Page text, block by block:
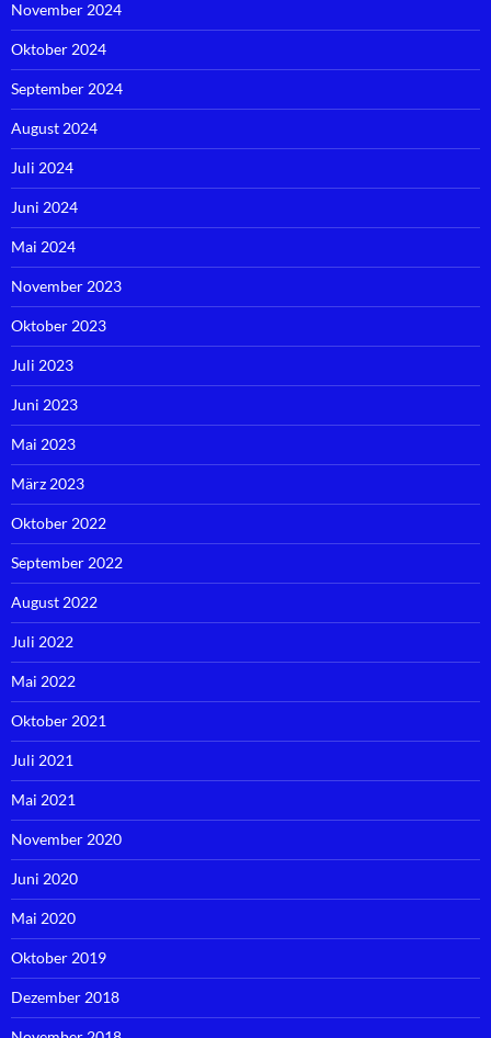
November 2024
Oktober 2024
September 2024
August 2024
Juli 2024
Juni 2024
Mai 2024
November 2023
Oktober 2023
Juli 2023
Juni 2023
Mai 2023
März 2023
Oktober 2022
September 2022
August 2022
Juli 2022
Mai 2022
Oktober 2021
Juli 2021
Mai 2021
November 2020
Juni 2020
Mai 2020
Oktober 2019
Dezember 2018